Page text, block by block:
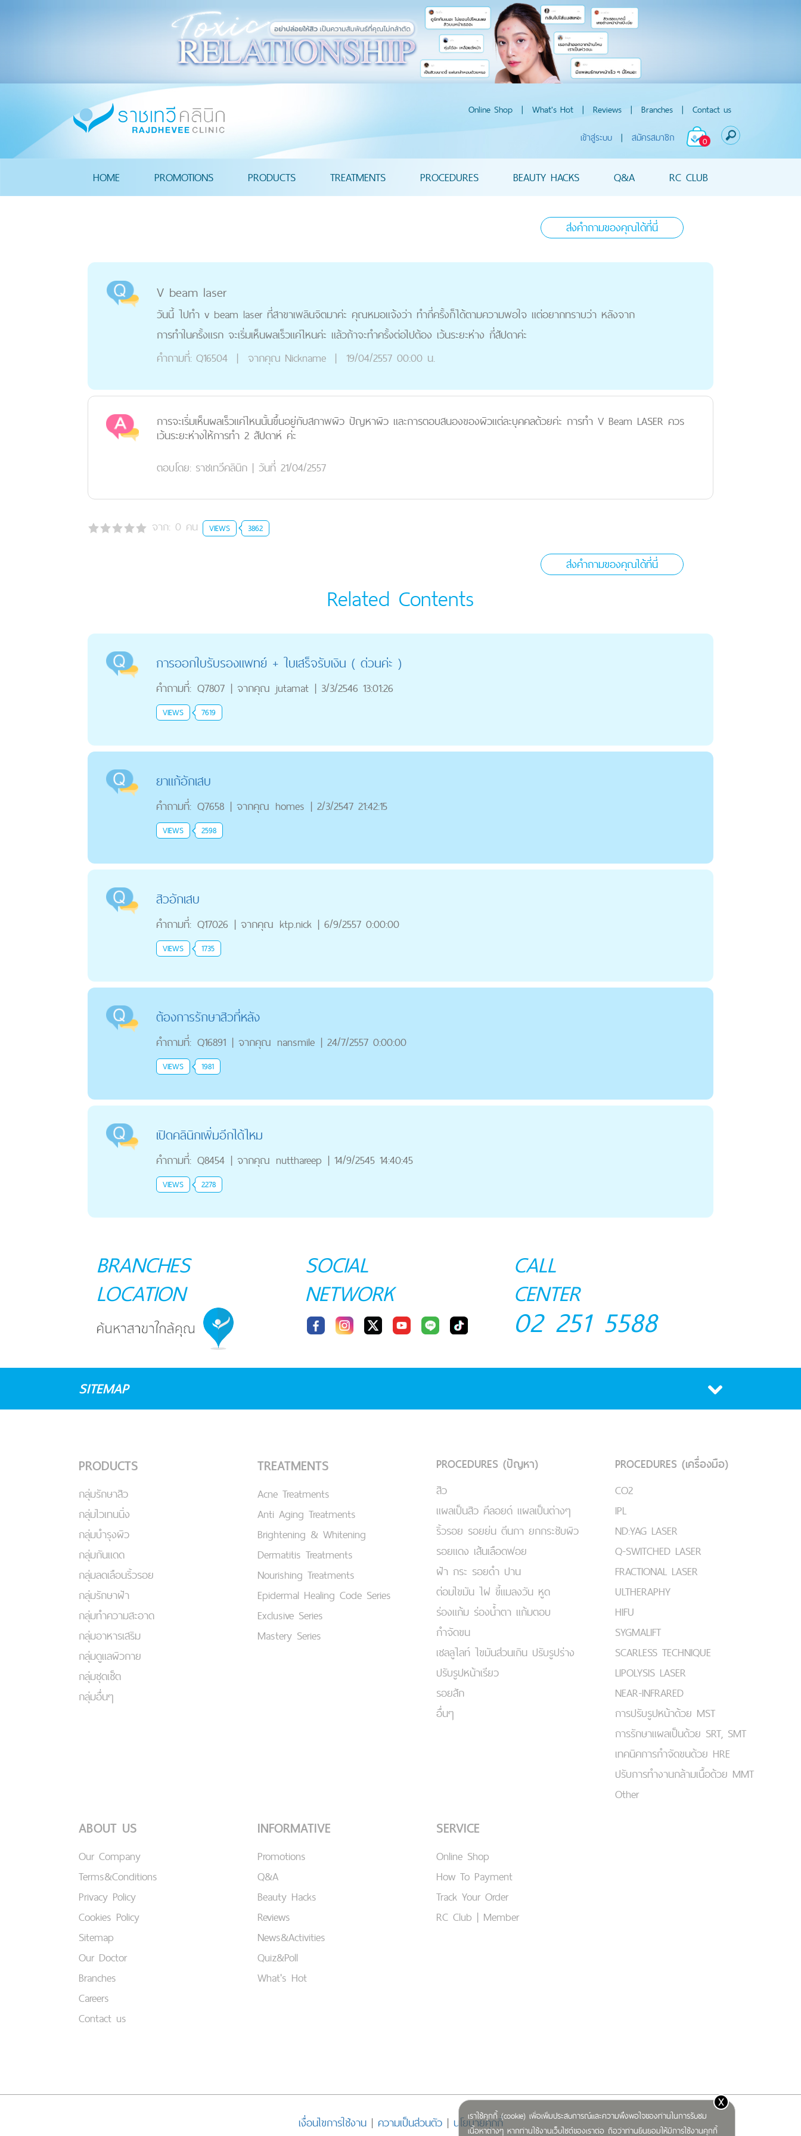
Online Shop | What's Hot | Reviews | Branches | Contact us
0
เข้าสู่ระบบ | สมัครสมาชิก
HOME PROMOTIONS PRODUCTS TREATMENTS PROCEDURES BEAUTY HACKS Q&A RC CLUB
ส่งคำถามของคุณได้ที่นี่
V beam laser
วันนี้ ไปทำ v beam laser ที่สาขาเพลินจิตมาค่ะ คุณหมอแจ้งว่า ทำกี่ครั้งก็ได้ตามความพอใจ แต่อยากทราบว่า หลังจาก
การทำในครั้งแรก จะเริ่มเห็นผลเร็วแค่ไหนค่ะ แล้วถ้าจะทำครั้งต่อไปต้อง เว้นระยะห่าง กี่สัปดาค่ะ
คำถามที่: Q16504 | จากคุณ Nickname | 19/04/2557 00:00 น.
การจะเริ่มเห็นผลเร็วแค่ไหนนั้นขึ้นอยู่กับสภาพผิว ปัญหาผิว และการตอบสนองของผิวแต่ละบุคคลด้วยค่ะ การทำ V Beam LASER ควร
เว้นระยะห่างให้การทำ 2 สัปดาห์ ค่ะ
ตอบโดย: ราชเทวีคลินิก | วันที่ 21/04/2557
จาก: 0 คน VIEWS 3862
ส่งคำถามของคุณได้ที่นี่
Related Contents
การออกใบรับรองแพทย์ + ใบเสร็จรับเงิน ( ด่วนค่ะ )
คำถามที่: Q7807 | จากคุณ jutamat | 3/3/2546 13:01:26
VIEWS 7619
ยาแก้อักเสบ
คำถามที่: Q7658 | จากคุณ homes | 2/3/2547 21:42:15
VIEWS 2598
สิวอักเสบ
คำถามที่: Q17026 | จากคุณ ktp.nick | 6/9/2557 0:00:00
VIEWS 1735
ต้องการรักษาสิวที่หลัง
คำถามที่: Q16891 | จากคุณ nansmile | 24/7/2557 0:00:00
VIEWS 1981
เปิดคลินิกเพิ่มอีกได้ไหม
คำถามที่: Q8454 | จากคุณ nutthareep | 14/9/2545 14:40:45
VIEWS 2278
เราใช้คุกกี้ (cookie) เพื่อเพิ่มประสบการณ์และความพึงพอใจของท่านในการรับชม
เนื้อหาต่างๆ หากท่านใช้งานเว็บไซต์ของเราต่อ ถือว่าท่านยินยอมให้มีการใช้งานคุกกี้
x
BRANCHES
LOCATION
SOCIAL
NETWORK
CALL
CENTER
02 251 5588
SITEMAP
PRODUCTS
กลุ่มรักษาสิว
กลุ่มไวเทนนิ่ง
กลุ่มบำรุงผิว
กลุ่มกันแดด
กลุ่มลดเลือนริ้วรอย
กลุ่มรักษาฝ้า
กลุ่มทำความสะอาด
กลุ่มอาหารเสริม
กลุ่มดูแลผิวกาย
กลุ่มชุดเซ็ต
กลุ่มอื่นๆ
TREATMENTS
Acne Treatments
Anti Aging Treatments
Brightening & Whitening
Dermatitis Treatments
Nourishing Treatments
Epidermal Healing Code Series
Exclusive Series
Mastery Series
PROCEDURES (ปัญหา)
สิว
แผลเป็นสิว คีลอยด์ แผลเป็นต่างๆ
ริ้วรอย รอยย่น ตีนกา ยกกระชับผิว
รอยแดง เส้นเลือดฟอย
ฝ้า กระ รอยดำ ปาน
ต่อมไขมัน ไฝ ขี้แมลงวัน หูด
ร่องแก้ม ร่องน้ำตา แก้มตอบ
กำจัดขน
เชลลูไลท์ ไขมันส่วนเกิน ปรับรูปร่าง
ปรับรูปหน้าเรียว
รอยสัก
อื่นๆ
PROCEDURES (เครื่องมือ)
CO2
IPL
ND:YAG LASER
Q-SWITCHED LASER
FRACTIONAL LASER
ULTHERAPHY
HIFU
SYGMALIFT
SCARLESS TECHNIQUE
LIPOLYSIS LASER
NEAR-INFRARED
การปรับรูปหน้าด้วย MST
การรักษาแผลเป็นด้วย SRT, SMT
เทคนิคการกำจัดขนด้วย HRE
ปรับการทำงานกล้ามเนื้อด้วย MMT
Other
ABOUT US
Our Company
Terms&Conditions
Privacy Policy
Cookies Policy
Sitemap
Our Doctor
Branches
Careers
Contact us
INFORMATIVE
Promotions
Q&A
Beauty Hacks
Reviews
News&Activities
Quiz&Poll
What's Hot
SERVICE
Online Shop
How To Payment
Track Your Order
RC Club | Member
เงื่อนไขการใช้งาน| ความเป็นส่วนตัว| นโยบายคุกกี้